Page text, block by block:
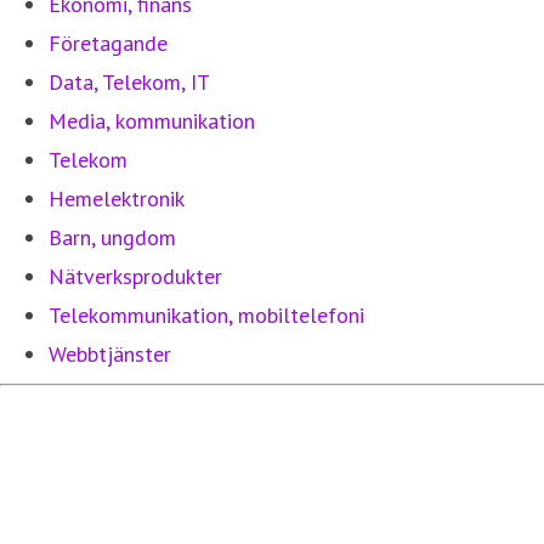
Företagande
Data, Telekom, IT
Media, kommunikation
Telekom
Hemelektronik
Barn, ungdom
Nätverksprodukter
Telekommunikation, mobiltelefoni
Webbtjänster